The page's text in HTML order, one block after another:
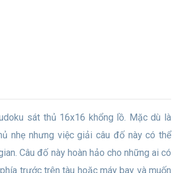
nhẹ nhưng việc giải câu đố này có thể
Câu đố này hoàn hảo cho những ai có
trước trên tàu hoặc máy bay và muốn